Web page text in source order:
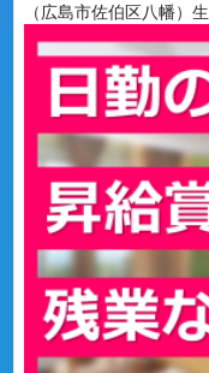
（広島市佐伯区八幡）